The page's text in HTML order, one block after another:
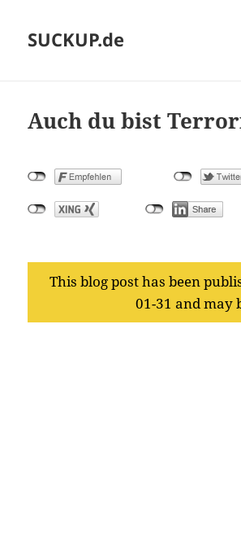
SUCKUP.de
Auch du bist
This blog post has been
01-31 and may